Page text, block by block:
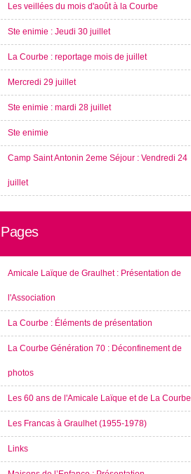
Les veillées du mois d'août à la Courbe
Ste enimie : Jeudi 30 juillet
La Courbe : reportage mois de juillet
Mercredi 29 juillet
Ste enimie : mardi 28 juillet
Ste enimie
Camp Saint Antonin 2eme Séjour : Vendredi 24
juillet
Pages
Amicale Laïque de Graulhet : Présentation de
l'Association
La Courbe : Éléments de présentation
La Courbe Génération 70 : Déconfinement de
photos
Les 60 ans de l'Amicale Laïque et de La Courbe
Les Francas à Graulhet (1955-1978)
Links